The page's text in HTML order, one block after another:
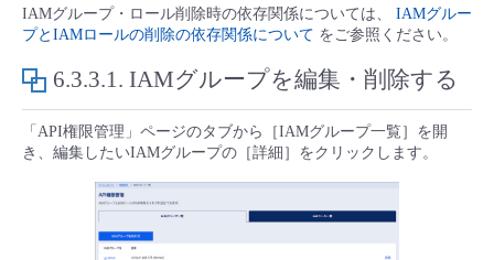
管理機能
すべてのメニューを見る
サポート
管理機能
IoT
モニタリング/監査
■ セットアップガイド
- 新規お申し込み方法
- 初期設定・確認
- セキュリティ・監査
故障/メンテナンス履歴
メンテナンス予定
販売パートナー向けプログラム
トレーニング/操作動画
IAMグループ・ロール削除時の依存関係については、 IAMグルー
プとIAMロールの削除の依存関係について をご参照ください。
6.3.3.1. IAMグループを編集・削除する
「API権限管理」ページのタブから［IAMグループ一覧］を開
き、編集したいIAMグループの［詳細］をクリックします。